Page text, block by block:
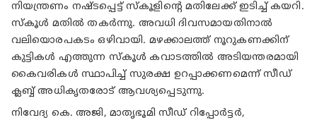
നിയന്ത്രണം നഷ്ടപ്പെട്ട് സ്കൂളിന്റെ മതിലേക്ക് ഇടിച്ച് കയറി.
സ്കൂൾ മതിൽ തകർന്നു. അവധി ദിവസമായതിനാൽ
വലിയൊരപകടം ഒഴിവായി. മഴക്കാലത്ത് നൂറുകണക്കിന്
കുട്ടികൾ എത്തുന്ന സ്കൂൾ കവാടത്തിൽ അടിയന്തരമായി
കൈവരികൾ സ്ഥാപിച്ച് സുരക്ഷ ഉറപ്പാക്കണമെന്ന് സീഡ്
ക്ലബ്ബ് അധികൃതരോട് ആവശ്യപ്പെടുന്നു.
നിവേദ്യ കെ. അജി, മാതൃഭൂമി സീഡ് റിപ്പോർട്ടർ,